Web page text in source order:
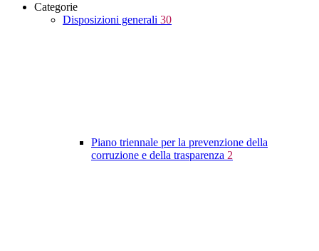
Categorie
Disposizioni generali 30
Piano triennale per la prevenzione della
corruzione e della trasparenza 2